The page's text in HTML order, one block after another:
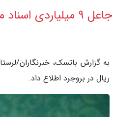
جاعل 9 میلیاردی اسناد ملکی در دام پلیس بروجرد
ریال در بروجرد اطلاع داد.